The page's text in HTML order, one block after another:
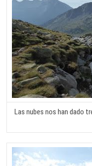
Las nubes nos han dado